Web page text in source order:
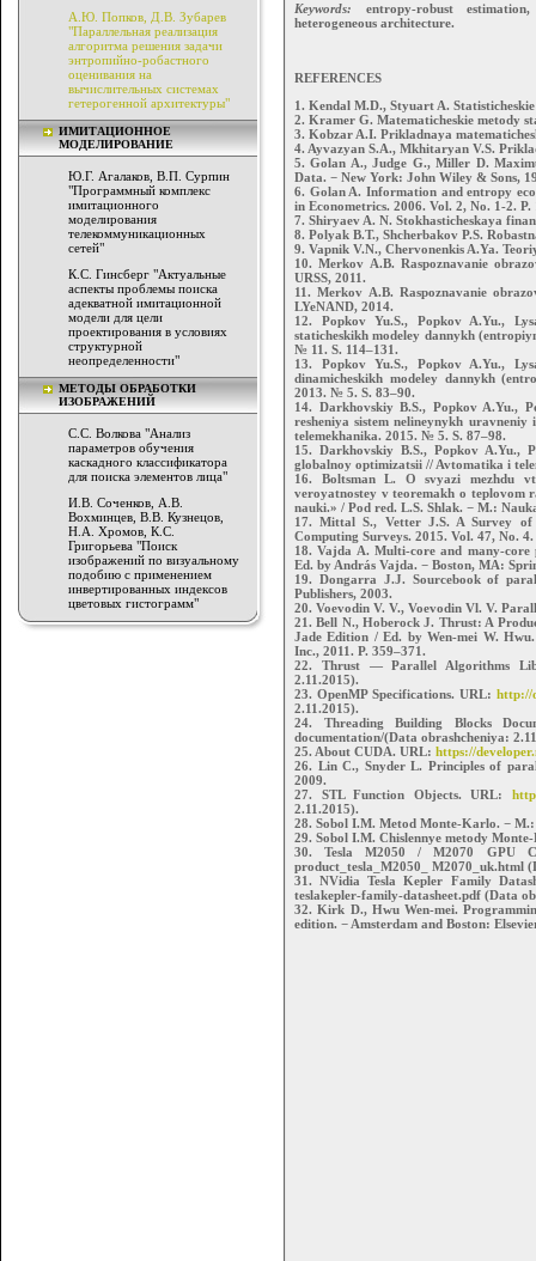
А.Ю. Попков, Д.В. Зубарев
"Параллельная реализация
алгоритма решения задачи
энтропийно-робастного
оценивания на
вычислительных системах
гетерогенной архитектуры"
ИМИТАЦИОННОЕ
МОДЕЛИРОВАНИЕ
Ю.Г. Агалаков, В.П. Сурпин
"Программный комплекс
имитационного
моделирования
телекоммуникационных
сетей"
К.С. Гинсберг "Актуальные
аспекты проблемы поиска
адекватной имитационной
модели для цели
проектирования в условиях
структурной
неопределенности"
МЕТОДЫ ОБРАБОТКИ
ИЗОБРАЖЕНИЙ
С.С. Волкова "Анализ
параметров обучения
каскадного классификатора
для поиска элементов лица"
И.В. Соченков, А.В.
Вохминцев, В.В. Кузнецов,
Н.А. Хромов, К.С.
Григорьева "Поиск
изображений по визуальному
подобию с применением
инвертированных индексов
цветовых гистограмм"
Keywords: entropy-robust
heterogeneous architecture.
REFERENCES
1. Kendal M.D., Styuart A.
2. Kramer G. Matematicheskie metody
3. Kobzar A.I. Prikladnaya
4. Ayvazyan S.A., Mkhitaryan V.S.
5. Golan A., Judge G., Miller D.
Data. − New York: John Wiley & Sons,
6. Golan A. Information and entropy
in Econometrics. 2006. Vol. 2, No. 1-2. P.
7. Shiryaev A. N. Stokhasticheskaya
8. Polyak B.T., Shcherbakov P.S.
9. Vapnik V.N., Chervonenkis A.Ya.
10. Merkov A.B. Raspoznavanie
URSS, 2011.
11. Merkov A.B. Raspoznavanie
LYeNAND, 2014.
12. Popkov Yu.S., Popkov A.Yu.,
staticheskikh modeley dannykh
№ 11. S. 114–131.
13. Popkov Yu.S., Popkov A.Yu.,
dinamicheskikh modeley dannykh
2013. № 5. S. 83–90.
14. Darkhovskiy B.S., Popkov A.Yu.,
resheniya sistem nelineynykh
telemekhanika. 2015. № 5. S. 87–98.
15. Darkhovskiy B.S., Popkov A.Yu.,
globalnoy optimizatsii // Avtomatika i
16. Boltsman L. O svyazi mezhdu
veroyatnostey v teoremakh o teplovom
nauki.» / Pod red. L.S. Shlak. − M.:
17. Mittal S., Vetter J.S. A Survey of
Computing Surveys. 2015. Vol. 47, No. 4.
18. Vajda A. Multi-core and many-core
Ed. by András Vajda. − Boston, MA:
19. Dongarra J.J. Sourcebook of
Publishers, 2003.
20. Voevodin V. V., Voevodin Vl. V.
21. Bell N., Hoberock J. Thrust: A
Jade Edition / Ed. by Wen-mei W.
Inc., 2011. P. 359–371.
22. Thrust — Parallel Algorithms
2.11.2015).
23. OpenMP Specifications. URL: http://
2.11.2015).
24. Threading Building Blocks
documentation/(Data obrashcheniya:
25. About CUDA. URL: https://
26. Lin C., Snyder L. Principles of
2009.
27. STL Function Objects. URL:
2.11.2015).
28. Sobol I.M. Metod Monte-Karlo. −
29. Sobol I.M. Chislennye metody
30. Tesla M2050 / M2070 GPU
product_tesla_M2050_ M2070_uk.html
31. NVidia Tesla Kepler Family
teslakepler-family-datasheet.pdf (Data
32. Kirk D., Hwu Wen-mei.
edition. − Amsterdam and Boston: